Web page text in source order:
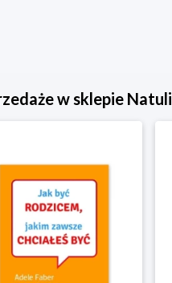
w sklepie Natuli